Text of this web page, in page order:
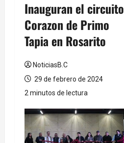
Inauguran el circuito
Corazon de Primo
Tapia en Rosarito
NoticiasB.C
29 de febrero de 2024
2 minutos de lectura